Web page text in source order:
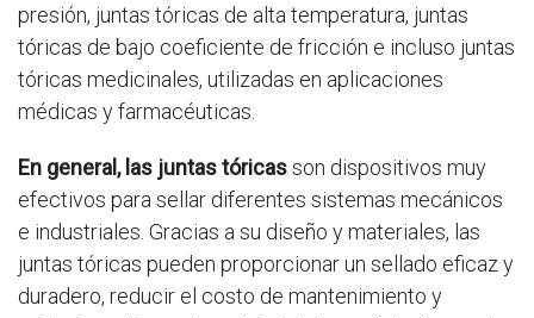
presión, juntas tóricas de alta temperatura, juntas
tóricas de bajo coeficiente de fricción e incluso juntas
tóricas medicinales, utilizadas en aplicaciones
médicas y farmacéuticas.
En general, las juntas tóricasson dispositivos muy
efectivos para sellar diferentes sistemas mecánicos
e industriales. Gracias a su diseño y materiales, las
juntas tóricas pueden proporcionar un sellado eficaz y
duradero, reducir el costo de mantenimiento y